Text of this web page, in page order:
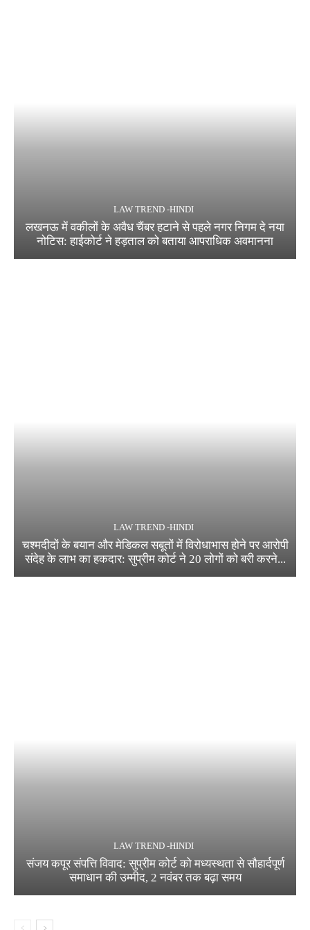
LAW TREND -HINDI
लखनऊ में वकीलों के अवैध चैंबर हटाने से पहले नगर निगम दे नया
नोटिस: हाईकोर्ट ने हड़ताल को बताया आपराधिक अवमानना
LAW TREND -HINDI
चश्मदीदों के बयान और मेडिकल सबूतों में विरोधाभास होने पर आरोपी
संदेह के लाभ का हकदार: सुप्रीम कोर्ट ने 20 लोगों को बरी करने...
LAW TREND -HINDI
संजय कपूर संपत्ति विवाद: सुप्रीम कोर्ट को मध्यस्थता से सौहार्दपूर्ण
समाधान की उम्मीद, 2 नवंबर तक बढ़ा समय